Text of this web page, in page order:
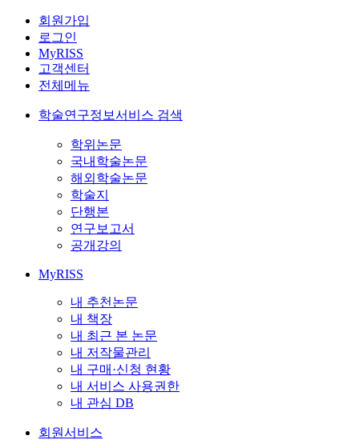
회원가입
로그인
MyRISS
고객센터
전체메뉴
학술연구정보서비스 검색
학위논문
국내학술논문
해외학술논문
학술지
단행본
연구보고서
공개강의
MyRISS
내 추천논문
내 책장
내 최근 본 논문
내 저작물관리
내 구매·신청 현황
내 서비스 사용권한
내 관심 DB
회원서비스